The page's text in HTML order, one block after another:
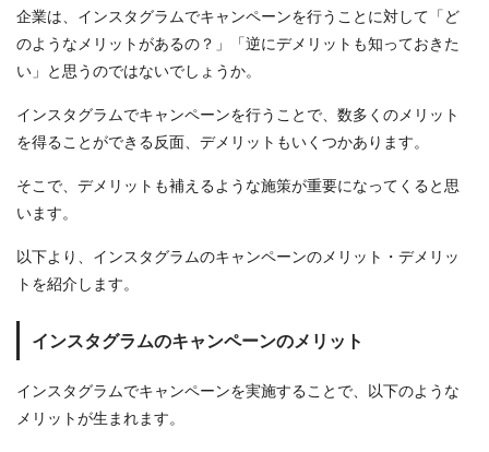
企業は、インスタグラムでキャンペーンを行うことに対して「ど
のようなメリットがあるの？」「逆にデメリットも知っておきた
い」と思うのではないでしょうか。
インスタグラムでキャンペーンを行うことで、数多くのメリット
を得ることができる反面、デメリットもいくつかあります。
そこで、デメリットも補えるような施策が重要になってくると思
います。
以下より、インスタグラムのキャンペーンのメリット・デメリッ
トを紹介します。
インスタグラムのキャンペーンのメリット
インスタグラムでキャンペーンを実施することで、以下のような
メリットが生まれます。